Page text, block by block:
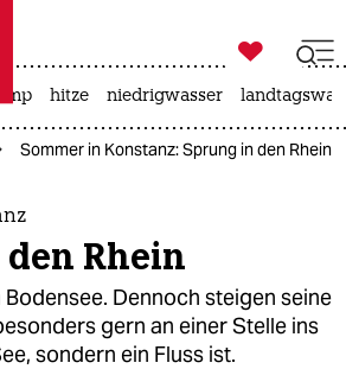
taz zahl ich
zahl ich

taz zahl ich
hitze niedrigwasser
Sommer in Konstanz: Sprung in den Rhein
Rhein
Dennoch steigen seine
gern an einer Stelle ins
sondern ein Fluss ist.